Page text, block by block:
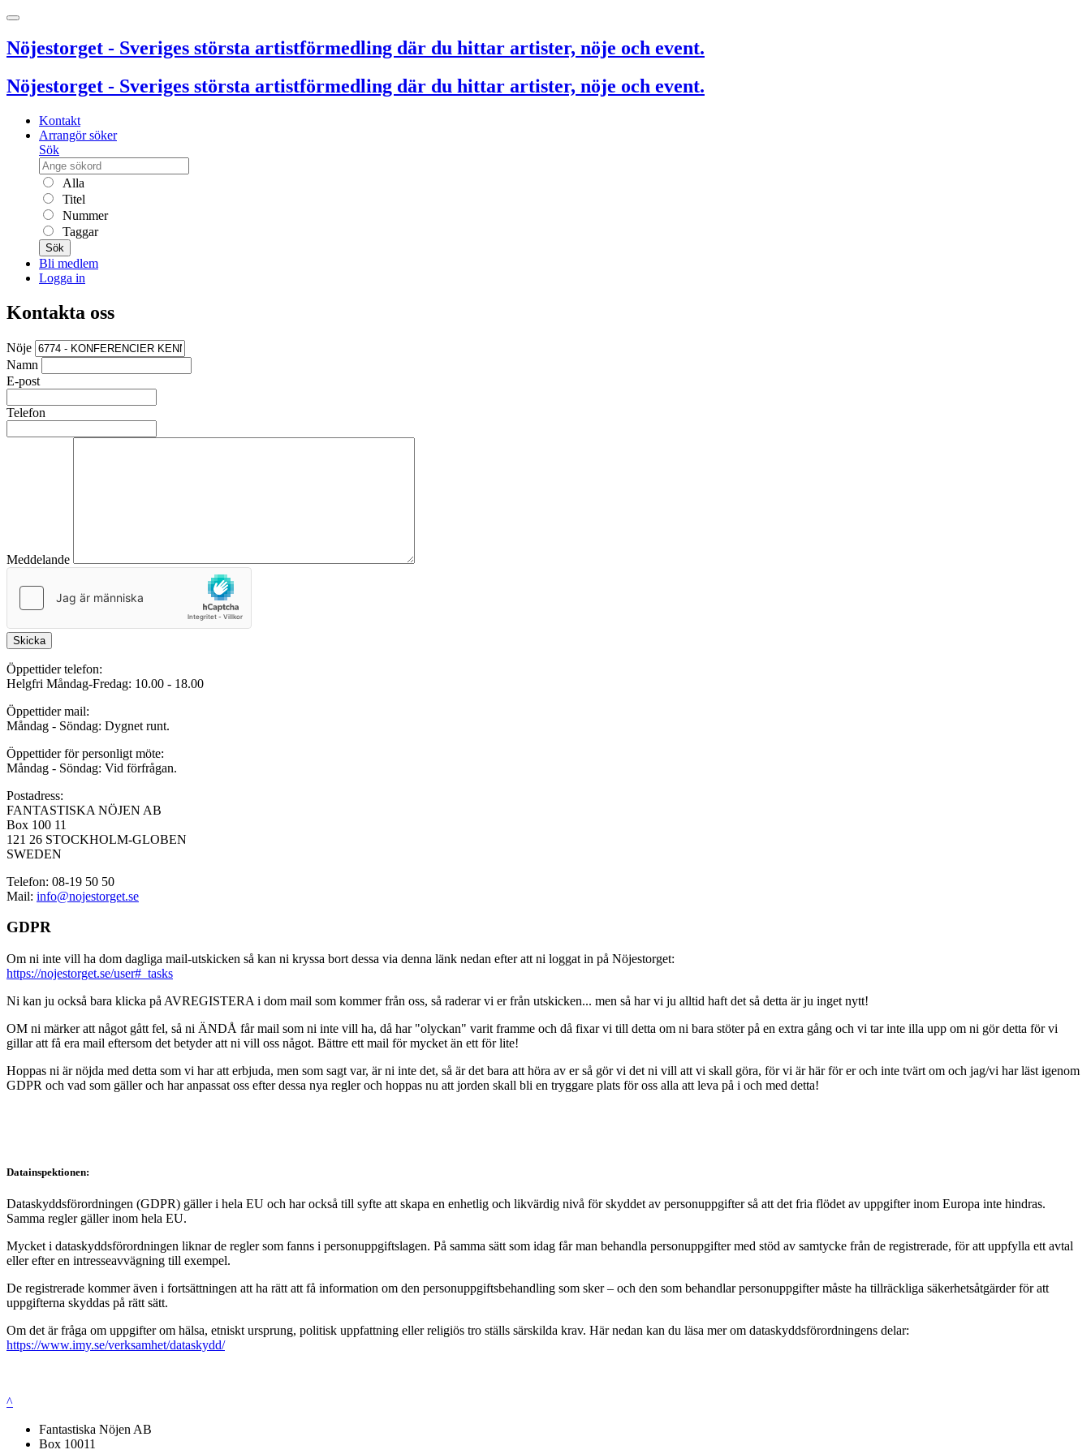
Nöjestorget - Sveriges största artistförmedling där du hittar artister, nöje och event.
Nöjestorget - Sveriges största artistförmedling där du hittar artister, nöje och event.
Kontakt
Arrangör söker
Sök
Alla
Titel
Nummer
Taggar
Sök
Bli medlem
Logga in
Kontakta oss
Nöje
Namn
E-post
Telefon
Meddelande
Skicka
Öppettider telefon:
Helgfri Måndag-Fredag: 10.00 - 18.00
Öppettider mail:
Måndag - Söndag: Dygnet runt.
Öppettider för personligt möte:
Måndag - Söndag: Vid förfrågan.
Postadress:
FANTASTISKA NÖJEN AB
Box 100 11
121 26 STOCKHOLM-GLOBEN
SWEDEN
Telefon: 08-19 50 50
Mail: info@nojestorget.se
GDPR
Om ni inte vill ha dom dagliga mail-utskicken så kan ni kryssa bort dessa via denna länk nedan efter att ni loggat in på Nöjestorget:
https://nojestorget.se/user#_tasks
Ni kan ju också bara klicka på AVREGISTERA i dom mail som kommer från oss, så raderar vi er från utskicken... men så har vi ju alltid haft det så detta är ju inget nytt!
OM ni märker att något gått fel, så ni ÄNDÅ får mail som ni inte vill ha, då har "olyckan" varit framme och då fixar vi till detta om ni bara stöter på en extra gång och vi tar inte illa upp om ni gör detta för vi
gillar att få era mail eftersom det betyder att ni vill oss något. Bättre ett mail för mycket än ett för lite!
Hoppas ni är nöjda med detta som vi har att erbjuda, men som sagt var, är ni inte det, så är det bara att höra av er så gör vi det ni vill att vi skall göra, för vi är här för er och inte tvärt om och jag/vi har läst igenom
GDPR och vad som gäller och har anpassat oss efter dessa nya regler och hoppas nu att jorden skall bli en tryggare plats för oss alla att leva på i och med detta!
Datainspektionen:
Dataskyddsförordningen (GDPR) gäller i hela EU och har också till syfte att skapa en enhetlig och likvärdig nivå för skyddet av personuppgifter så att det fria flödet av uppgifter inom Europa inte hindras.
Samma regler gäller inom hela EU.
Mycket i dataskyddsförordningen liknar de regler som fanns i personuppgiftslagen. På samma sätt som idag får man behandla personuppgifter med stöd av samtycke från de registrerade, för att uppfylla ett avtal
eller efter en intresseavvägning till exempel.
De registrerade kommer även i fortsättningen att ha rätt att få information om den personuppgiftsbehandling som sker – och den som behandlar personuppgifter måste ha tillräckliga säkerhetsåtgärder för att
uppgifterna skyddas på rätt sätt.
Om det är fråga om uppgifter om hälsa, etniskt ursprung, politisk uppfattning eller religiös tro ställs särskilda krav. Här nedan kan du läsa mer om dataskyddsförordningens delar:
https://www.imy.se/verksamhet/dataskydd/
^
Fantastiska Nöjen AB
Box 10011